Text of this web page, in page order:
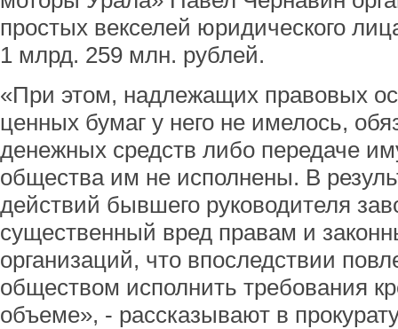
простых векселей юридического
1 млрд. 259 млн. рублей.
«При этом, надлежащих правовых
ценных бумаг у него не имелось,
денежных средств либо передаче
общества им не исполнены. В
действий бывшего руководителя
существенный вред правам и
организаций, что впоследствии
обществом исполнить требования
объеме», - рассказывают в